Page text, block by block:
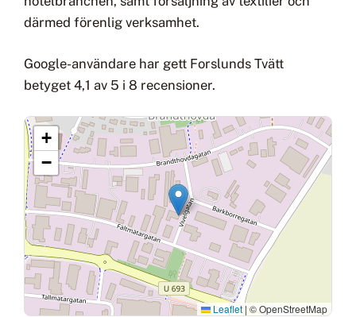
därmed förenlig verksamhet.
Google-användare har gett Forslunds Tvätt
betyget 4,1 av 5 i 8 recensioner.
+
−
Leaflet|© OpenStreetMap